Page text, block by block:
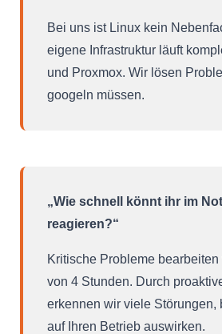
Bei uns ist Linux kein
eigene Infrastruktur läuft
und Proxmox. Wir lösen
googeln müssen.
„Wie schnell könnt ihr im
reagieren?“
Kritische Probleme
von 4 Stunden. Durch
erkennen wir viele Störungen,
auf Ihren Betrieb auswirken.